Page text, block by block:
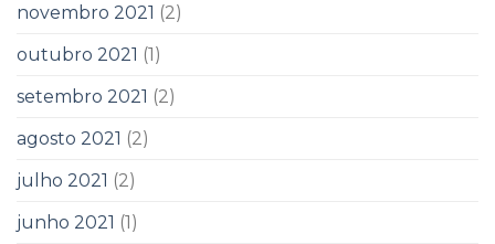
novembro 2021 (2)
outubro 2021 (1)
setembro 2021 (2)
agosto 2021 (2)
julho 2021 (2)
junho 2021 (1)